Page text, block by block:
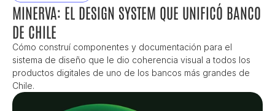
MINERVA: EL DESIGN SYSTEM QUE UNIFICÓ BANCO
DE CHILE
Cómo construí componentes y documentación para el
sistema de diseño que le dio coherencia visual a todos los
productos digitales de uno de los bancos más grandes de
Chile.